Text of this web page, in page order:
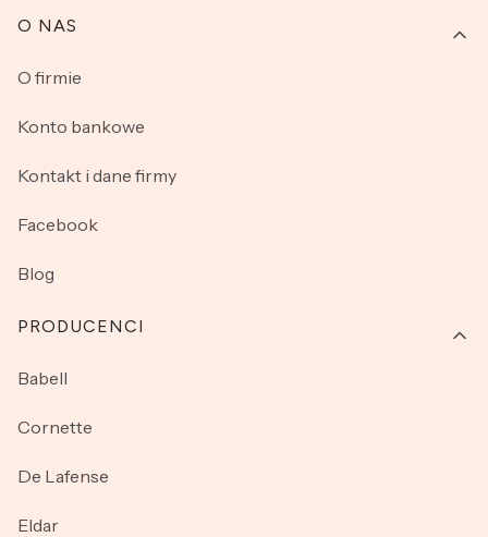
O NAS
O firmie
Konto bankowe
Kontakt i dane firmy
Facebook
Blog
PRODUCENCI
Babell
Cornette
De Lafense
Eldar